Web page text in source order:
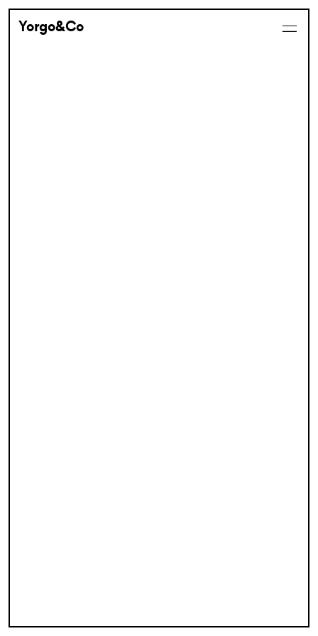
Yorgo&Co